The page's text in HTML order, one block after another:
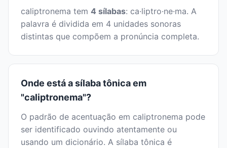
caliptronema tem 4 sílabas: ca·liptro·ne·ma. A
palavra é dividida em 4 unidades sonoras
distintas que compõem a pronúncia completa.
Onde está a sílaba tônica em
"caliptronema"?
O padrão de acentuação em caliptronema pode
ser identificado ouvindo atentamente ou
usando um dicionário. A sílaba tônica é